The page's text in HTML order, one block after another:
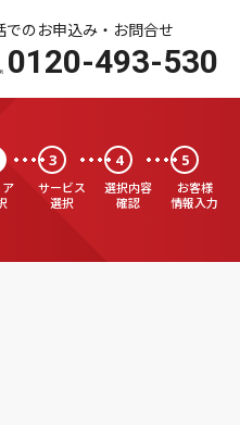
でのお申込み・お問合せ
0120-493-530
3
サービス
選択
4
選択内容
確認
5
お客様
情報入力